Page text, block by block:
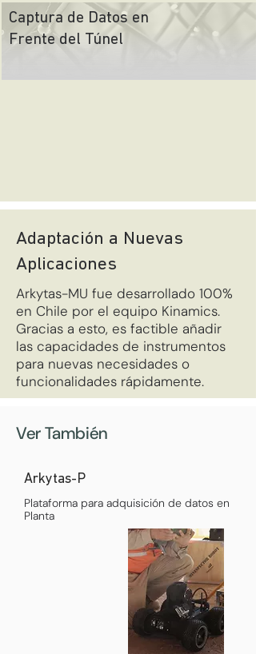
Captura de Datos en
Frente del Túnel
Adaptación a Nuevas
Aplicaciones
Arkytas-MU fue desarrollado 100%
en Chile por el equipo Kinamics.
Gracias a esto, es factible añadir
las capacidades de instrumentos
para nuevas necesidades o
funcionalidades rápidamente.
Ver También
Arkytas-P
Plataforma para adquisición de datos en
Planta